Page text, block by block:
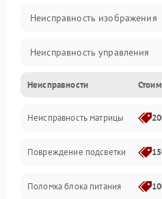
Неисправность изображения
Неисправность управления
Неисправность интерфейсов
Прочие неисправности
Неисправность звука
Механические повреждения
Неисправности
Неисправность матрицы
Повреждение подсветки
Поломка блока питания